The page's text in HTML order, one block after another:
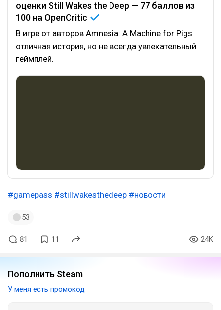
оценки Still Wakes the Deep — 77 баллов из
100 на OpenCritic
В игре от авторов Amnesia: A Machine for Pigs
отличная история, но не всегда увлекательный
геймплей.
#gamepass #stillwakesthedeep #новости
53
81 11 24K
Пополнить Steam
У меня есть промокод